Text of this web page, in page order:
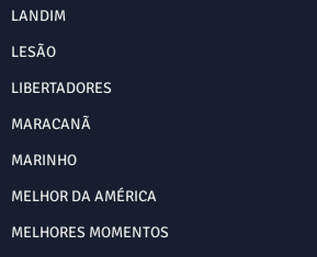
LANDIM
LESÃO
LIBERTADORES
MARACANÃ
MARINHO
MELHOR DA AMÉRICA
MELHORES MOMENTOS